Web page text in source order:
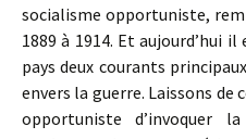
socialisme opportuniste,
1889 à 1914. Et aujourd’hui
pays deux courants
envers la guerre. Laissons
opportuniste d’invoquer